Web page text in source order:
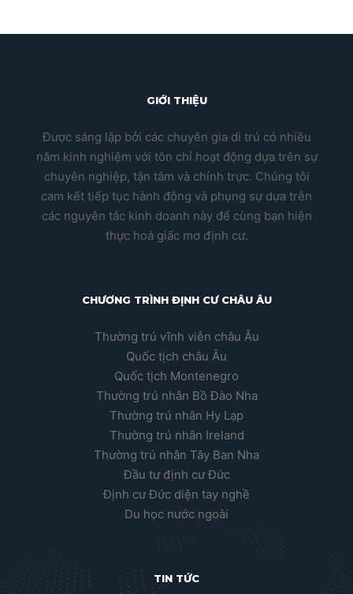
GIỚI THIỆU
Được sáng lập bởi các chuyên gia di trú có nhiều
năm kinh nghiệm với tôn chỉ hoạt động dựa trên sự
chuyên nghiệp, tận tâm và chính trực. Chúng tôi
cam kết tiếp tục hành động và phụng sự dựa trên
các nguyên tắc kinh doanh này để cùng bạn hiện
thực hoá giấc mơ định cư.
CHƯƠNG TRÌNH ĐỊNH CƯ CHÂU ÂU
Thường trú vĩnh viễn châu Âu
Quốc tịch châu Âu
Quốc tịch Montenegro
Thường trú nhân Bồ Đào Nha
Thường trú nhân Hy Lạp
Thường trú nhân Ireland
Thường trú nhân Tây Ban Nha
Đầu tư định cư Đức
Định cư Đức diện tay nghề
Du học nước ngoài
TIN TỨC